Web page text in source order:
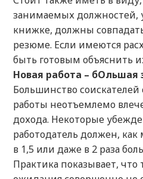
занимаемых должностей,
книжке, должны
резюме. Если имеются
быть готовым объяснить
Новая работа – бОльшая
Большинство
работы неотъемлемо
дохода. Некоторые
работодатель должен,
в 1,5 или даже в 2 раза
Практика показывает, что